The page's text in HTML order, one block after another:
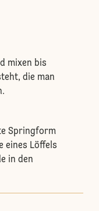
mixen bis
die man
Springform
eines Löffels
in den